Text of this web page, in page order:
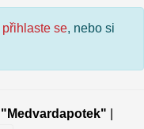
přihlaste se, nebo si
"Medvardapotek"